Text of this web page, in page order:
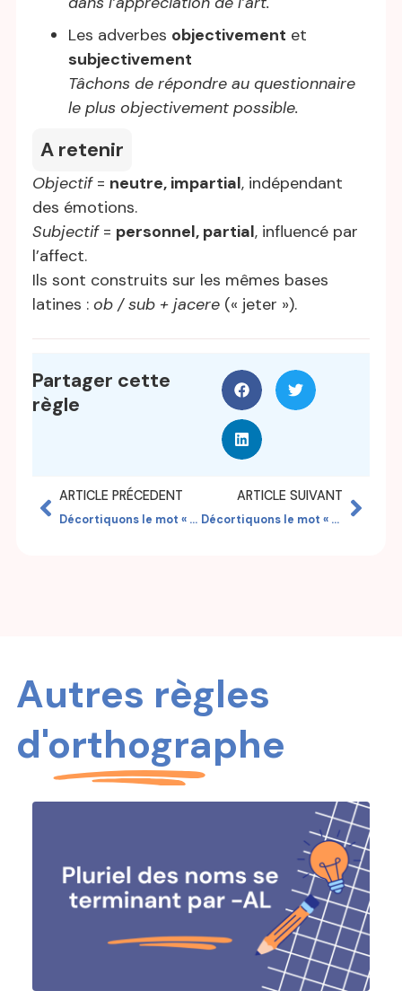
Les adverbes objectivement et
subjectivement
Tâchons de répondre au questionnaire
le plus objectivement possible.
A retenir
Objectif= neutre, impartial, indépendant
des émotions.
Subjectif= personnel, partial, influencé par
l’affect.
Ils sont construits sur les mêmes bases
latines : ob / sub + jacere (« jeter »).
Partager cette
règle
ARTICLE PRÉCEDENT
Décortiquons le mot « narcissisme »
ARTICLE SUIVANT
Décortiquons le mot « métaphore »
Autres règles
d'orthographe